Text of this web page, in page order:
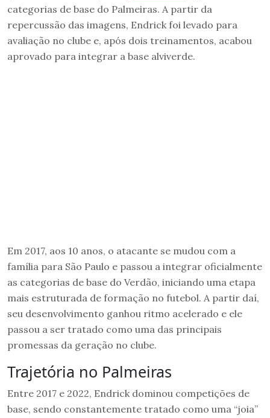
categorias de base do Palmeiras. A partir da
repercussão das imagens, Endrick foi levado para
avaliação no clube e, após dois treinamentos, acabou
aprovado para integrar a base alviverde.
Em 2017, aos 10 anos, o atacante se mudou com a
família para São Paulo e passou a integrar oficialmente
as categorias de base do Verdão, iniciando uma etapa
mais estruturada de formação no futebol. A partir daí,
seu desenvolvimento ganhou ritmo acelerado e ele
passou a ser tratado como uma das principais
promessas da geração no clube.
Trajetória no Palmeiras
Entre 2017 e 2022, Endrick dominou competições de
base, sendo constantemente tratado como uma “joia”